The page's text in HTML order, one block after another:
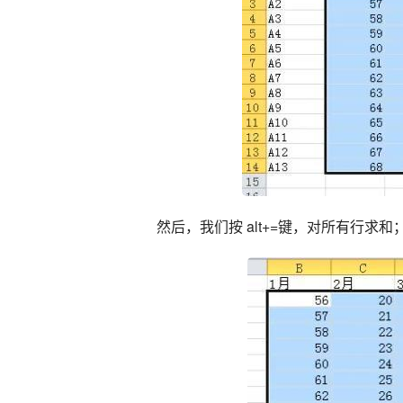
然后，我们按 alt+=键，对所有行求和